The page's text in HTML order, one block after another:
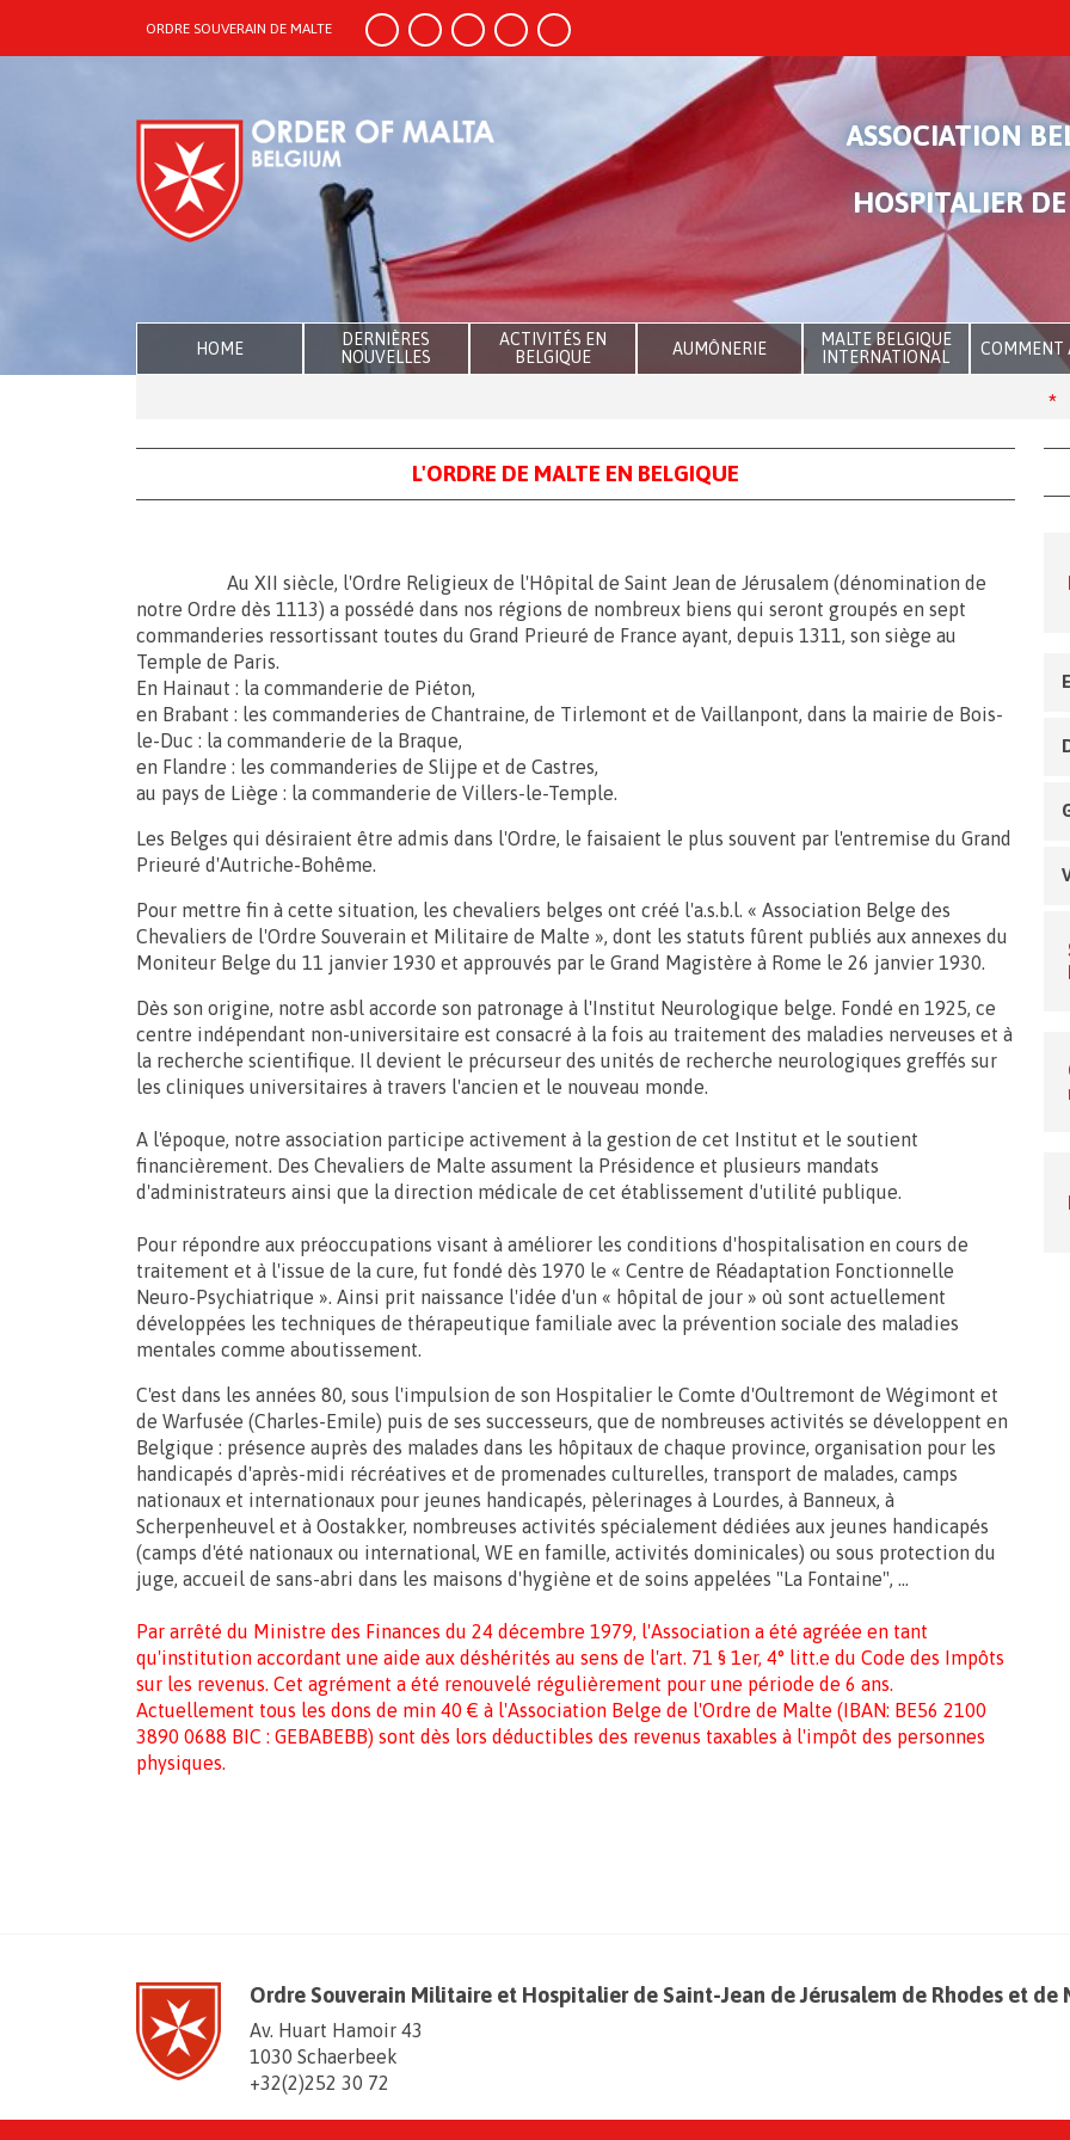
ORDRE SOUVERAIN DE MALTE
ASSOCIATION
HOSPITALIER
HOME
DERNIÈRES
NOUVELLES
ACTIVITÉS EN
BELGIQUE
AUMÔNERIE
MALTE BELGIQUE
INTERNATIONAL
COMMENT
L'ORDRE DE MALTE EN BELGIQUE
Au XII siècle, l'Ordre Religieux de l'Hôpital de Saint Jean de Jérusalem (dénomination de
notre Ordre dès 1113) a possédé dans nos régions de nombreux biens qui seront groupés en sept
commanderies ressortissant toutes du Grand Prieuré de France ayant, depuis 1311, son siège au
Temple de Paris.
En Hainaut : la commanderie de Piéton,
en Brabant : les commanderies de Chantraine, de Tirlemont et de Vaillanpont, dans la mairie de Bois-
le-Duc : la commanderie de la Braque,
en Flandre : les commanderies de Slijpe et de Castres,
au pays de Liège : la commanderie de Villers-le-Temple.
Les Belges qui désiraient être admis dans l'Ordre, le faisaient le plus souvent par l'entremise du Grand
Prieuré d'Autriche-Bohême.
Pour mettre fin à cette situation, les chevaliers belges ont créé l'a.s.b.l. « Association Belge des
Chevaliers de l'Ordre Souverain et Militaire de Malte », dont les statuts fûrent publiés aux annexes du
Moniteur Belge du 11 janvier 1930 et approuvés par le Grand Magistère à Rome le 26 janvier 1930.
Dès son origine, notre asbl accorde son patronage à l'Institut Neurologique belge. Fondé en 1925, ce
centre indépendant non-universitaire est consacré à la fois au traitement des maladies nerveuses et à
la recherche scientifique. Il devient le précurseur des unités de recherche neurologiques greffés sur
les cliniques universitaires à travers l'ancien et le nouveau monde.
A l'époque, notre association participe activement à la gestion de cet Institut et le soutient
financièrement. Des Chevaliers de Malte assument la Présidence et plusieurs mandats
d'administrateurs ainsi que la direction médicale de cet établissement d'utilité publique.
Pour répondre aux préoccupations visant à améliorer les conditions d'hospitalisation en cours de
traitement et à l'issue de la cure, fut fondé dès 1970 le « Centre de Réadaptation Fonctionnelle
Neuro-Psychiatrique ». Ainsi prit naissance l'idée d'un « hôpital de jour » où sont actuellement
développées les techniques de thérapeutique familiale avec la prévention sociale des maladies
mentales comme aboutissement.
C'est dans les années 80, sous l'impulsion de son Hospitalier le Comte d'Oultremont de Wégimont et
de Warfusée (Charles-Emile) puis de ses successeurs, que de nombreuses activités se développent en
Belgique : présence auprès des malades dans les hôpitaux de chaque province, organisation pour les
handicapés d'après-midi récréatives et de promenades culturelles, transport de malades, camps
nationaux et internationaux pour jeunes handicapés, pèlerinages à Lourdes, à Banneux, à
Scherpenheuvel et à Oostakker, nombreuses activités spécialement dédiées aux jeunes handicapés
(camps d'été nationaux ou international, WE en famille, activités dominicales) ou sous protection du
juge, accueil de sans-abri dans les maisons d'hygiène et de soins appelées "La Fontaine", ...
Par arrêté du Ministre des Finances du 24 décembre 1979, l'Association a été agréée en tant
qu'institution accordant une aide aux déshérités au sens de l'art. 71 § 1er, 4° litt.e du Code des Impôts
sur les revenus. Cet agrément a été renouvelé régulièrement pour une période de 6 ans.
Actuellement tous les dons de min 40 € à l'Association Belge de l'Ordre de Malte (IBAN: BE56 2100
3890 0688 BIC : GEBABEBB) sont dès lors déductibles des revenus taxables à l'impôt des personnes
physiques.
Ordre Souverain Militaire et Hospitalier de Saint-Jean de Jérusalem de Rhodes et de
Av. Huart Hamoir 43
1030 Schaerbeek
+32(2)252 30 72